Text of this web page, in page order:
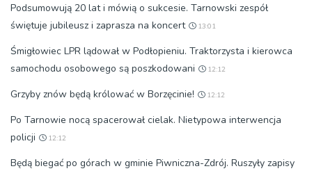
Podsumowują 20 lat i mówią o sukcesie. Tarnowski zespół
świętuje jubileusz i zaprasza na koncert
13:01
Śmigłowiec LPR lądował w Podłopieniu. Traktorzysta i kierowca
samochodu osobowego są poszkodowani
12:12
Grzyby znów będą królować w Borzęcinie! 12:12
Po Tarnowie nocą spacerował cielak. Nietypowa interwencja
policji
12:12
Będą biegać po górach w gminie Piwniczna-Zdrój. Ruszyły zapisy